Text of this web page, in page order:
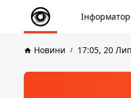
Новини 17:05, 20